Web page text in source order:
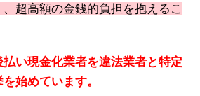
超高額の金銭的負担を抱えるこ
い現金化業者を違法業者と特定
始めています。